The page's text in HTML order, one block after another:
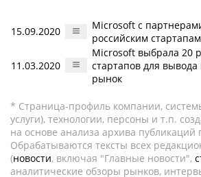
15.09.2020
Microsoft с
российским
11.03.2020
Microsoft выбрала 20
стартапов для
рынок
* Страница-профиль компании,
услуги), технологии, персоны и т.п.
на основе анализа архива публикаций
Обрабатываются тексты всех
(новости, включая "Главные новости",
аналитические обзоры рынков,